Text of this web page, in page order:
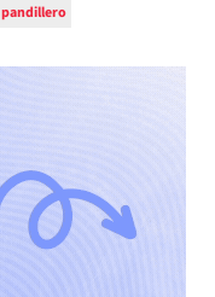
pandillero